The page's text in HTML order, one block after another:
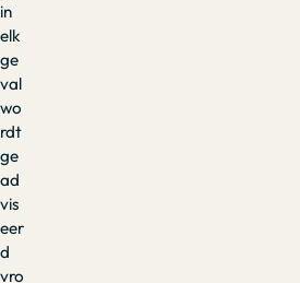
in
elk
ge
val
wo
rdt
ge
ad
vis
eer
d
vro